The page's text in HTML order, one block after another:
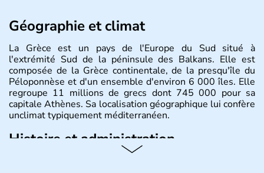
Géographie et climat
La Grèce est un pays de l'Europe du Sud situé à
l'extrémité Sud de la péninsule des Balkans. Elle est
composée de la Grèce continentale, de la presqu'île du
Péloponnèse et d'un ensemble d'environ 6 000 îles. Elle
regroupe 11 millions de grecs dont 745 000 pour sa
capitale Athènes. Sa localisation géographique lui confère
unclimat typiquement méditerranéen.
Histoire et administration